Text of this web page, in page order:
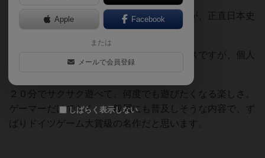
遊ぶ前から面白いのは分かっていたのですが、正直日本史
上最高といっても過言ではないです。
公式では１０００回遊べるというアナウンスですが、個人
２０分でサクサク遊べて、何度でも遊びたくなる楽しさ。
ゲーマーだけでなく、一般層にも普及しそうな内容で、ず
ばりドイツゲーム大賞級の名作だと思います。
Apple Facebook
または
メールで会員登録
しばらく表示しない